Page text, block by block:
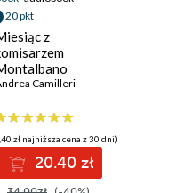
20 pkt
z
Camilleri
zł najniższa cena z 30 dni)
20.40 zł